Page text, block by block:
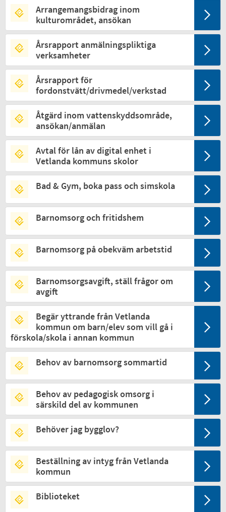
Arrangemangsbidrag inom
kulturområdet, ansökan
Årsrapport anmälningspliktiga
verksamheter
Årsrapport för
fordonstvätt/drivmedel/verkstad
Åtgärd inom vattenskyddsområde,
ansökan/anmälan
Avtal för lån av digital enhet i
Vetlanda kommuns skolor
Bad & Gym, boka pass och simskola
Barnomsorg och fritidshem
Barnomsorg på obekväm arbetstid
Barnomsorgsavgift, ställ frågor om
avgift
Begär yttrande från Vetlanda
kommun om barn/elev som vill gå i
förskola/skola i annan kommun
Behov av barnomsorg sommartid
Behov av pedagogisk omsorg i
särskild del av kommunen
Behöver jag bygglov?
Beställning av intyg från Vetlanda
kommun
Biblioteket